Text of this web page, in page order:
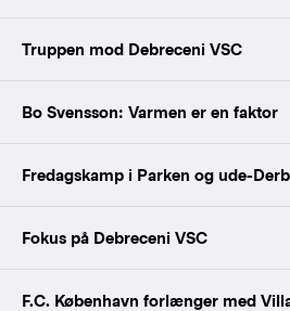
Truppen mod Debreceni VSC
Bo Svensson: Varmen er en faktor
Fredagskamp i Parken og ude-
Fokus på Debreceni VSC
F.C. København forlænger med